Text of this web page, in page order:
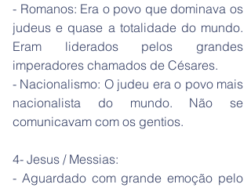
- Romanos: Era o povo que dominava os
judeus e quase a totalidade do mundo.
Eram liderados pelos grandes
imperadores chamados de Césares.
- Nacionalismo: O judeu era o povo mais
nacionalista do mundo. Não se
comunicavam com os gentios.
4- Jesus / Messias:
- Aguardado com grande emoção pelo